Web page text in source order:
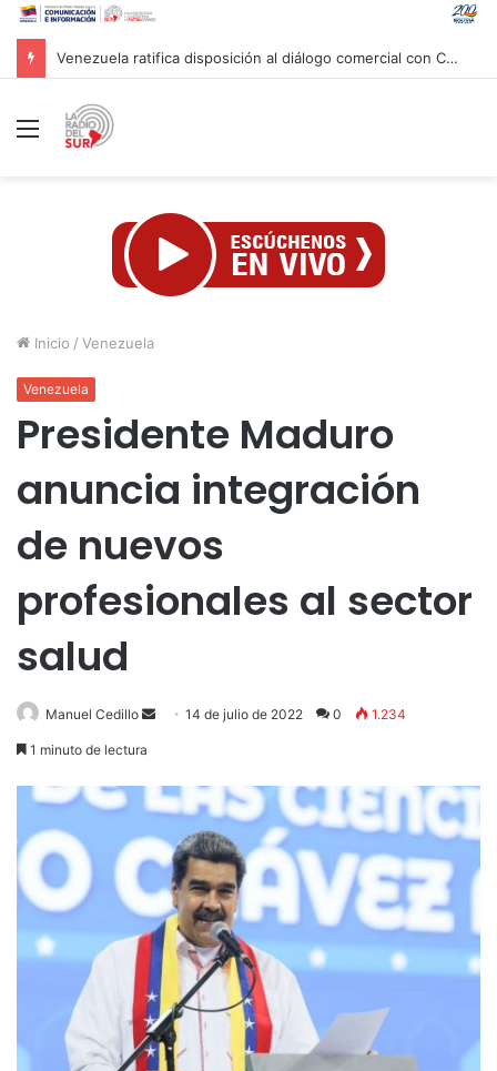
Messi despide a su padre junto a su familia en una ceremonia privada en Argentina
Menú
Inicio / Venezuela
Venezuela
Presidente Maduro
anuncia integración
de nuevos
profesionales al sector
salud
Manuel Cedillo
Send14 de julio de 2022 0 1.234
1 minuto de lectura